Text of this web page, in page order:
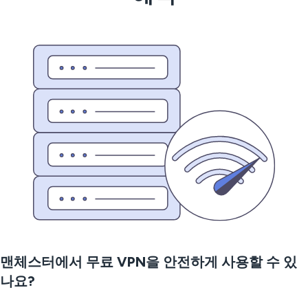
맨체스터에서 무료 VPN을 안전하게 사용할 수 있
나요?